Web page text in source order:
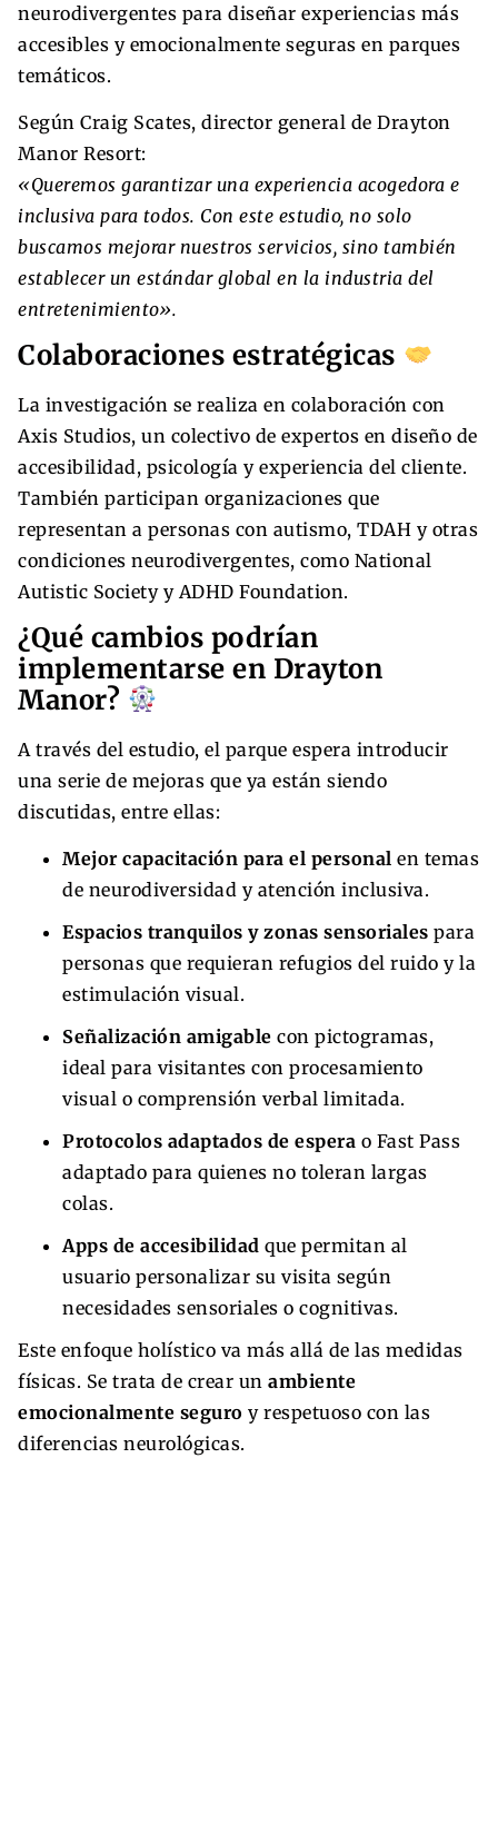
neurodivergentes para diseñar experiencias más
accesibles y emocionalmente seguras en parques
temáticos.
Según Craig Scates, director general de Drayton
Manor Resort:
«Queremos garantizar una experiencia acogedora e
inclusiva para todos. Con este estudio, no solo
buscamos mejorar nuestros servicios, sino también
establecer un estándar global en la industria del
entretenimiento».
Colaboraciones estratégicas
La investigación se realiza en colaboración con
Axis Studios, un colectivo de expertos en diseño de
accesibilidad, psicología y experiencia del cliente.
También participan organizaciones que
representan a personas con autismo, TDAH y otras
condiciones neurodivergentes, como National
Autistic Society y ADHD Foundation.
¿Qué cambios podrían
implementarse en Drayton
Manor?
A través del estudio, el parque espera introducir
una serie de mejoras que ya están siendo
discutidas, entre ellas:
Mejor capacitación para el personal en temas
de neurodiversidad y atención inclusiva.
Espacios tranquilos y zonas sensoriales para
personas que requieran refugios del ruido y la
estimulación visual.
Señalización amigable con pictogramas,
ideal para visitantes con procesamiento
visual o comprensión verbal limitada.
Protocolos adaptados de espera o Fast Pass
adaptado para quienes no toleran largas
colas.
Apps de accesibilidad que permitan al
usuario personalizar su visita según
necesidades sensoriales o cognitivas.
Este enfoque holístico va más allá de las medidas
físicas. Se trata de crear un ambiente
emocionalmente seguro y respetuoso con las
diferencias neurológicas.